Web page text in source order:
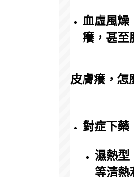
血虛風燥
癢，甚至
皮膚癢，怎
對症下藥
濕熱型
等清熱